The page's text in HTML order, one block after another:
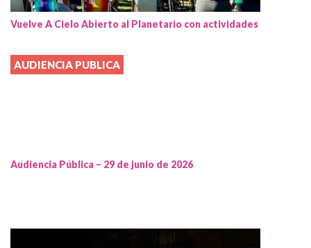
Vuelve A Cielo Abierto al Planetario con actividades
AUDIENCIA PUBLICA
Audiencia Pública – 29 de junio de 2026